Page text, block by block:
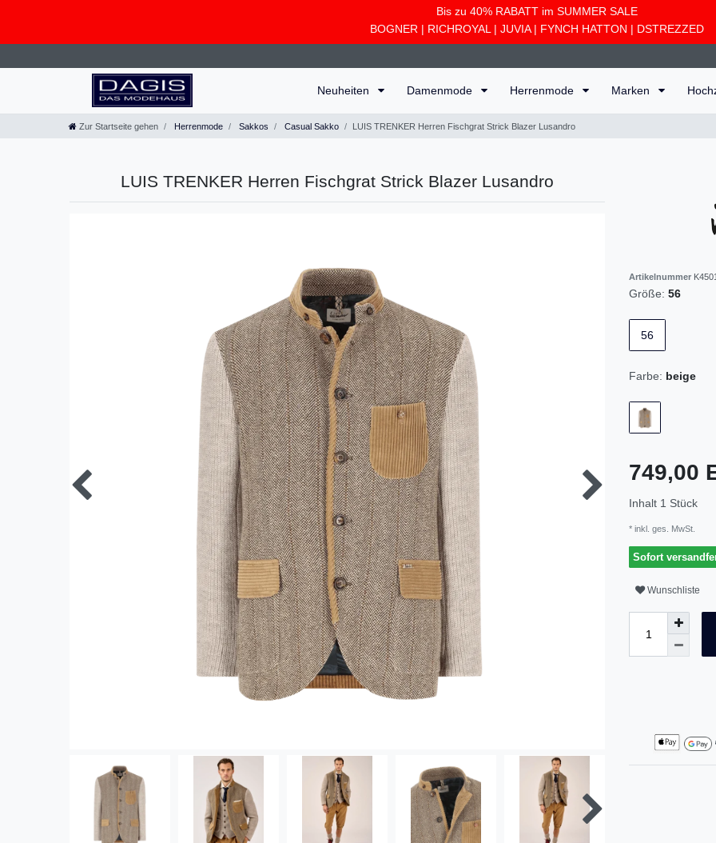
Bis zu 40% RABATT im SUMMER SALE
BOGNER | RICHROYAL | JUVIA| FYNCH HATTON | DSTREZZED
Neuheiten Damenmode Herrenmode Marken
Zur Startseite gehen Herrenmode Sakkos Casual Sakko LUIS TRENKER Herren Fischgrat Strick Blazer Lusandro
LUIS TRENKER Herren Fischgrat Strick Blazer Lusandro
Artikelnummer
Größe: 56
56
Farbe: beige
749,00
Inhalt 1 Stück
* inkl. ges. MwSt.
Sofort
Wunschliste